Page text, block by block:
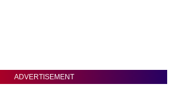
ADVERTISEMENT